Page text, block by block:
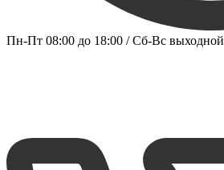
Пн-Пт 08:00 до 18:00 / Сб-Вс выходной